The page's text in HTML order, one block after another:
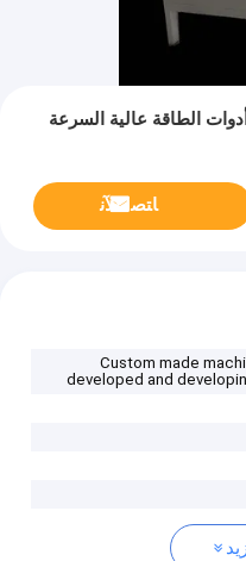
الطاقة عالية السرعة
ﺎﺘﺼﻟ ﺍﻶﻧ
Custom made
developed and